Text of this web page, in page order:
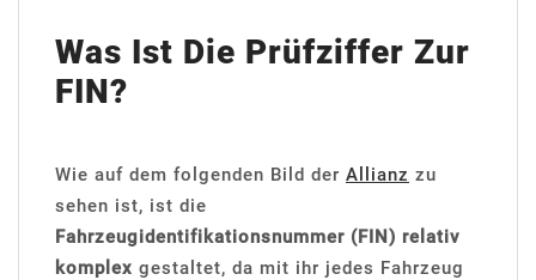
Was Ist Die Prüfziffer Zur
FIN?
Wie auf dem folgenden Bild der Allianz zu
sehen ist, ist die
Fahrzeugidentifikationsnummer (FIN) relativ
komplex gestaltet, da mit ihr jedes Fahrzeug